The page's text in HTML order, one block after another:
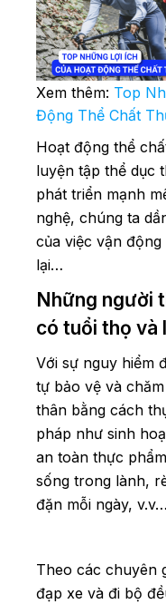
Xem thêm: Top
Động Thể Chất
Hoạt động thể
luyện tập thể dục
phát triển mạnh
nghệ, chúng ta
của việc vận
lại…
Những người
có tuổi thọ và
Với sự nguy hiểm
tự bảo vệ và
thân bằng cách
pháp như sinh
an toàn thực
sống trong lành,
đặn mỗi ngày, v.v…
Theo các chuyên
đạp xe và đi bộ